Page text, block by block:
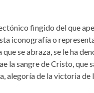
fingido del que
iconografía o
se abraza, se le ha
la sangre de Cristo, que
alegoría de la victoria de